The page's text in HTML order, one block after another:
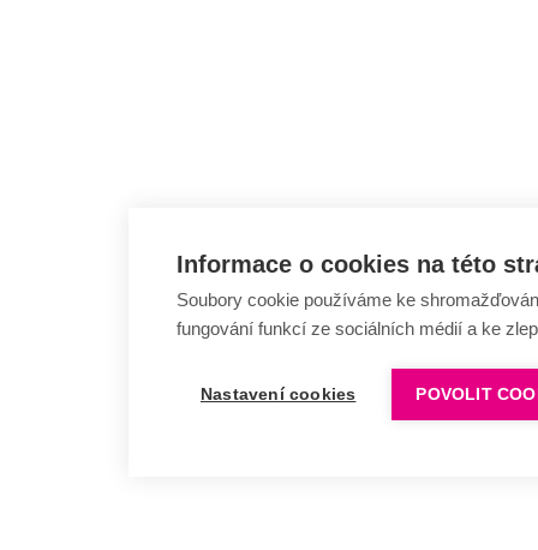
Informace o cookies na této
Soubory cookie používáme ke
fungování funkcí ze sociálních médií a ke
Nastavení cookies POVOLIT